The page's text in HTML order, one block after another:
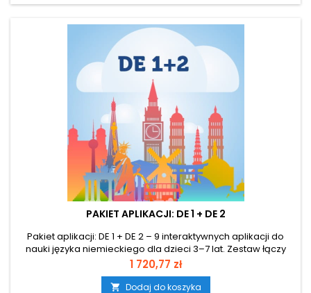
PAKIET APLIKACJI: DE 1 + DE 2
Pakiet aplikacji: DE 1 + DE 2 – 9 interaktywnych aplikacji do
nauki języka niemieckiego dla dzieci 3–7 lat. Zestaw łączy
dwa pakiety edukacyjne, które wprowadzają najmłodszych
w świat języka niemieckiego poprzez zabawę i ruch.
Aplikacje uczą słownictwa, rozwijają pamięć, refleks oraz
Cena
1 720,77 zł
 Dodaj do koszyka